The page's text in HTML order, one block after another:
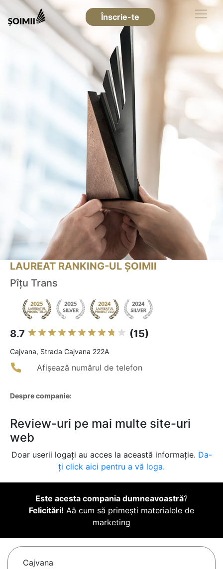
Înscrie-te
LAUREAT RANKING-UL ȘOIMII
Pîțu Trans
8.7 (15)
Cajvana, Strada Cajvana 222A
Afișează numărul de telefon
Despre companie:
Review-uri pe mai multe site-uri
web
Doar userii logați au acces la această informație. Da-
ți click aici pentru a vă loga.
Este acesta compania dumneavoastră?
Felicitări! Aă cum să primești materialele de
marketing
Cajvana